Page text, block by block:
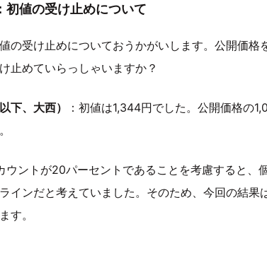
初値の受け止めについて
の受け止めについておうかがいします。公開価
止めていらっしゃいますか？
下、大西）
：初値は1,344円でした。公開価格の
ウントが20パーセントであることを考慮すると、
インだと考えていました。そのため、今回の結
す。